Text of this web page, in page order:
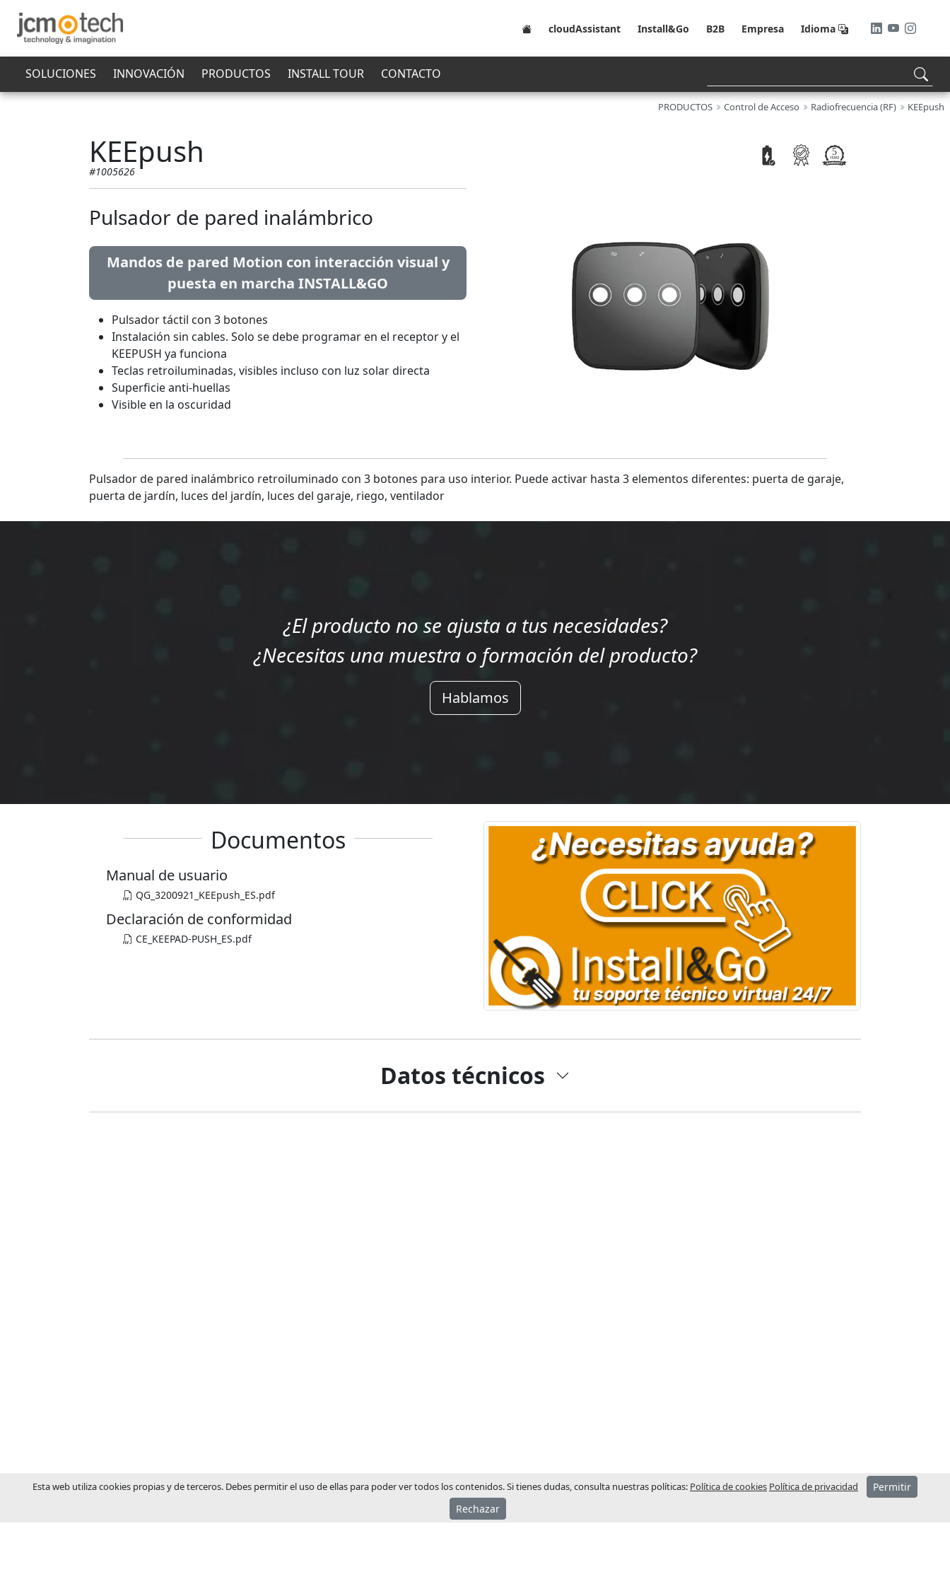
cloudAssistant Install&Go B2B Empresa Idioma
SOLUCIONES INNOVACIÓN PRODUCTOS INSTALL TOUR CONTACTO
PRODUCTOS Control de Acceso Radiofrecuencia (RF) KEEpush
KEEpush
#1005626
Pulsador de pared inalámbrico
Mandos de pared Motion con interacción visual y
puesta en marcha INSTALL&GO
Pulsador táctil con 3 botones
Instalación sin cables. Solo se debe programar en el receptor y el
KEEPUSH ya funciona
Teclas retroiluminadas, visibles incluso con luz solar directa
Superficie anti-huellas
Visible en la oscuridad
Pulsador de pared inalámbrico retroiluminado con 3 botones para uso interior. Puede activar hasta 3 elementos diferentes: puerta de garaje,
puerta de jardín, luces del jardín, luces del garaje, riego, ventilador
¿El producto no se ajusta a tus necesidades?
¿Necesitas una muestra o formación del producto?
Hablamos
Documentos
Manual de usuario
QG_3200921_KEEpush_ES.pdf
Declaración de conformidad
CE_KEEPAD-PUSH_ES.pdf
Datos técnicos
Esta web utiliza cookies propias y de terceros. Debes permitir el uso de ellas para poder ver todos los contenidos. Si tienes dudas, consulta nuestras políticas: Política de cookies Política de privacidad
Permitir
Rechazar